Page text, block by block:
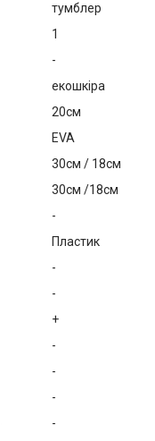
тумблер
1
-
екошкіра
20см
EVA
30см / 18см
30см /18см
-
Пластик
-
-
+
-
-
-
-